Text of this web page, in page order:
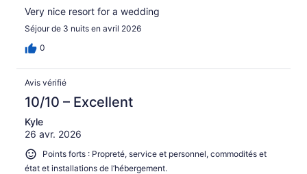
Very nice resort for a wedding
Séjour de 3 nuits en avril 2026
0
Avis vérifié
10/10 – Excellent
Kyle
26 avr. 2026
Points forts : Propreté, service et personnel, commodités et
état et installations de l’hébergement.